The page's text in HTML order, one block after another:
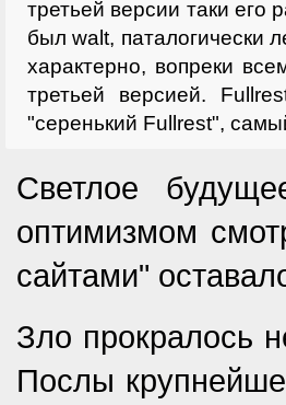
третьей версии таки его
был walt, паталогически
характерно, вопреки
третьей версией.
"серенький Fullrest",
Светлое
оптимизмом
сайтами"
Зло прокралось
Послы